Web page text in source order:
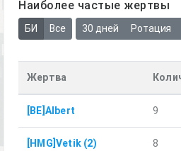
Наиболее частые жертвы
БИ Все 30 дней Ротация
Жертва
[BE]Albert 9
[HMG]Vetik (2) 8